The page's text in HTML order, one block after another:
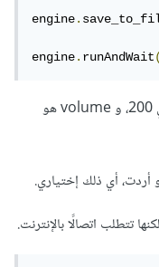
engine.
engine.runAndWait
rate هي سرعة الكلام والقيمة الإفتراضية هي 200، و volume هو